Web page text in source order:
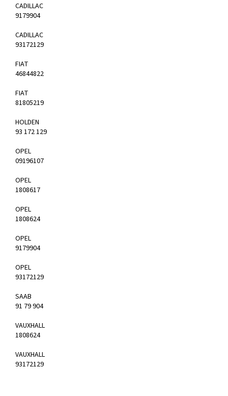
CADILLAC
9179904
CADILLAC
93172129
FIAT
46844822
FIAT
81805219
HOLDEN
93 172 129
OPEL
09196107
OPEL
1808617
OPEL
1808624
OPEL
9179904
OPEL
93172129
SAAB
91 79 904
VAUXHALL
1808624
VAUXHALL
93172129